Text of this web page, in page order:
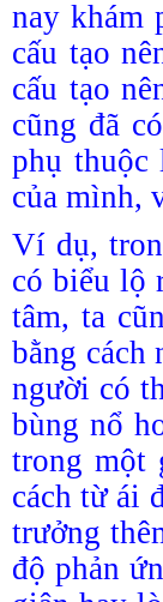
nay khám
cấu tạo
cấu tạo
cũng đã
phụ thuộc
của mình,
Ví dụ,
có biểu lộ
tâm, ta
bằng
người có
bùng nổ
trong một
cách từ ái
trưởng
độ phản